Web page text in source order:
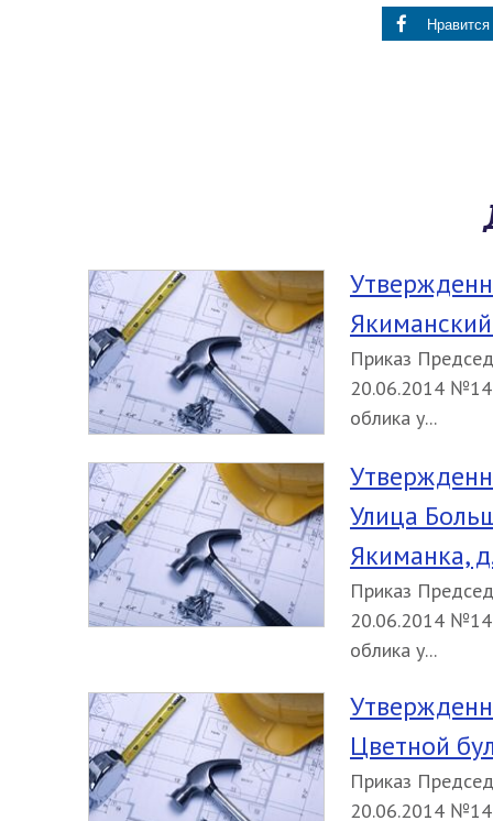
Нравится
Приказ
20.06.2014
облика у...
Улица
Якиманка,
Приказ
20.06.2014
облика у...
Цветной
Приказ
20.06.2014